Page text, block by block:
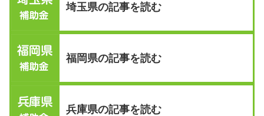
埼玉県の記事を読む
福岡県の記事を読む
兵庫県の記事を読む